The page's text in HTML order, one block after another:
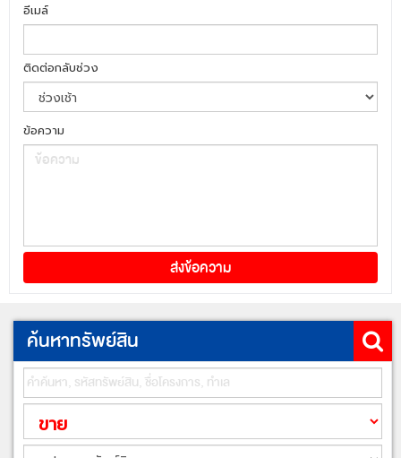
อีเมล์
ติดต่อกลับช่วง
ข้อความ
ค้นหาทรัพย์สิน